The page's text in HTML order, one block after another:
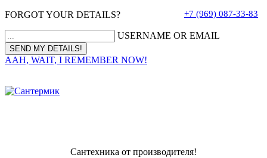
FORGOT YOUR DETAILS?
USERNAME OR EMAIL
AAH, WAIT, I REMEMBER NOW!
+7 (969) 087-33-83
Сантехника от производителя!